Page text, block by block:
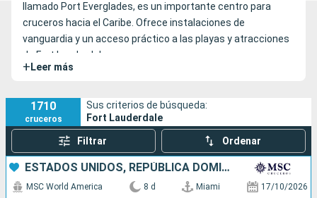
Buscar
llamado Port Everglades, es un importante centro para
cruceros hacia el Caribe. Ofrece instalaciones de
vanguardia y un acceso práctico a las playas y atracciones
de Fort Lauderdale.
+ Leer más
1710
cruceros
Sus criterios de búsqueda:
Fort Lauderdale
Filtrar Ordenar
ESTADOS UNIDOS, REPÚBLICA DOMINICANA, PUERTO RICO, BAHAMAS
MSC World America 8 d Miami 17/10/2026